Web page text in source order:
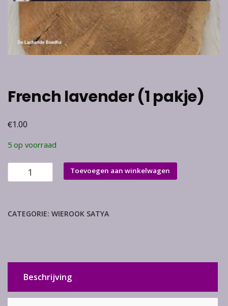
French lavender (1 pakje)
€1.00
5 op voorraad
French
lavender
aantal
Toevoegen aan winkelwagen
CATEGORIE: WIEROOK SATYA
Beschrijving